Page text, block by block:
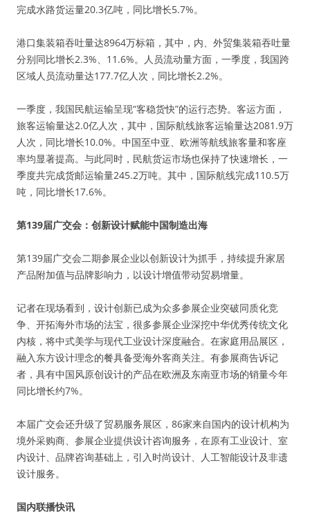
完成水路货运量20.3亿吨，同比增长5.7%。
港口集装箱吞吐量达8964万标箱，其中，内、外贸集装箱吞吐量
分别同比增长2.3%、11.6%。人员流动量方面，一季度，我国跨
区域人员流动量达177.7亿人次，同比增长2.2%。
一季度，我国民航运输呈现“客稳货快”的运行态势。客运方面，
旅客运输量达2.0亿人次，其中，国际航线旅客运输量达2081.9万
人次，同比增长10.0%。中国至中亚、欧洲等航线旅客量和客座
率均显著提高。与此同时，民航货运市场也保持了快速增长，一
季度共完成货邮运输量245.2万吨。其中，国际航线完成110.5万
吨，同比增长17.6%。
第139届广交会：创新设计赋能中国制造出海
第139届广交会二期参展企业以创新设计为抓手，持续提升家居
产品附加值与品牌影响力，以设计增值带动贸易增量。
记者在现场看到，设计创新已成为众多参展企业突破同质化竞
争、开拓海外市场的法宝，很多参展企业深挖中华优秀传统文化
内核，将中式美学与现代工业设计深度融合。在家庭用品展区，
融入东方设计理念的餐具备受海外客商关注。有参展商告诉记
者，具有中国风原创设计的产品在欧洲及东南亚市场的销量今年
同比增长约7%。
本届广交会还升级了贸易服务展区，86家来自国内的设计机构为
境外采购商、参展企业提供设计咨询服务，在原有工业设计、室
内设计、品牌咨询基础上，引入时尚设计、人工智能设计及非遗
设计服务。
国内联播快讯